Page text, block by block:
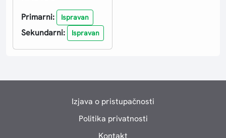
Primarni: Ispravan
Sekundarni: Ispravan
Izjava o pristupačnosti
Politika privatnosti
Kontakt